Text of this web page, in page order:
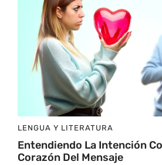
LENGUA Y LITERATURA
Entendiendo La Intención
Corazón Del Mensaje